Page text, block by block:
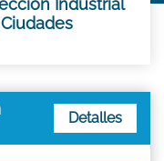
Detalles